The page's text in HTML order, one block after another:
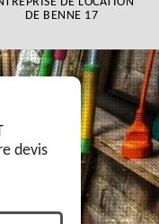
DE BENNE 17
devis